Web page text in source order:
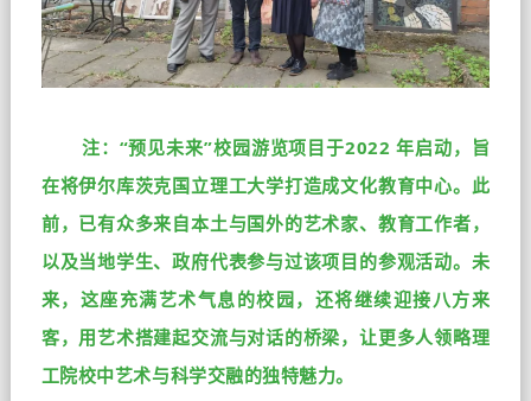
注：“预见未来”校园游览项目于2022 年启动，旨
在将伊尔库茨克国立理工大学打造成文化教育中心。此
前，已有众多来自本土与国外的艺术家、教育工作者，
以及当地学生、政府代表参与过该项目的参观活动。未
来，这座充满艺术气息的校园，还将继续迎接八方来
客，用艺术搭建起交流与对话的桥梁，让更多人领略理
工院校中艺术与科学交融的独特魅力。